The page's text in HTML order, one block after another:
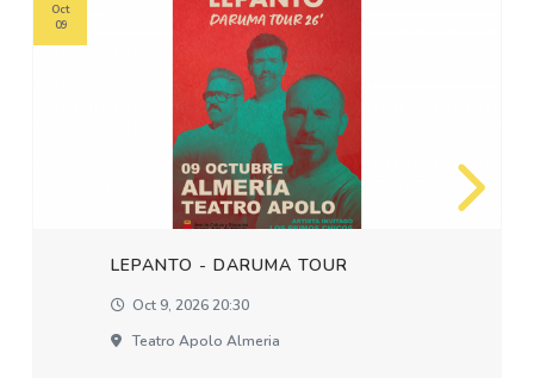
LEPANTO - DARUMA TOUR
Oct 9, 2026 20:30
Teatro Apolo Almeria
Oct
09